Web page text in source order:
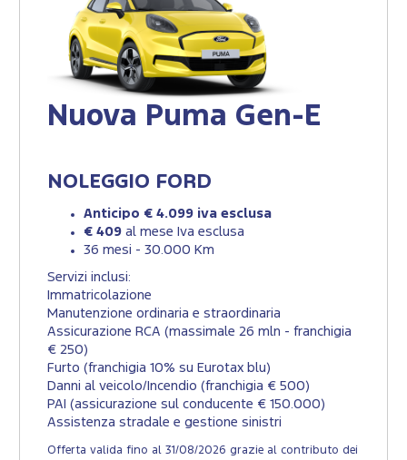
Nuova Puma Gen-E
NOLEGGIO FORD
Anticipo € 4.099 iva esclusa
€ 409 al mese Iva esclusa
36 mesi - 30.000 Km
Servizi inclusi:
Immatricolazione
Manutenzione ordinaria e straordinaria
Assicurazione RCA (massimale 26 mln - franchigia
€ 250)
Furto (franchigia 10% su Eurotax blu)
Danni al veicolo/Incendio (franchigia € 500)
PAI (assicurazione sul conducente € 150.000)
Assistenza stradale e gestione sinistri
Offerta valida fino al 31/08/2026 grazie al contributo dei